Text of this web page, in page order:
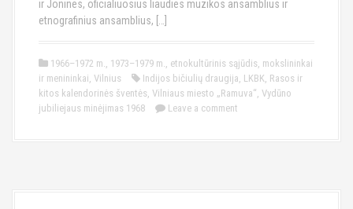
ir Jonines, oficialiuosius liaudies muzikos ansamblius ir
etnografinius ansamblius, […]
1966–1972 m., 1973–1979 m., etnokultūrinis sąjūdis, mokslininkai
ir menininkai, Vilnius Indijos bičiulių draugija, LKBK, Rasos ir
kitos kalendorinės šventės, Vilniaus miesto „Ramuva“, Vydūno
jubiliejaus minėjimas 1968
Leave a comment